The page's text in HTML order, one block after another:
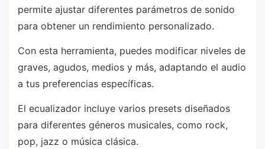
permite ajustar diferentes parámetros de sonido
para obtener un rendimiento personalizado.
Con esta herramienta, puedes modificar niveles de
graves, agudos, medios y más, adaptando el audio
a tus preferencias específicas.
El ecualizador incluye varios presets diseñados
para diferentes géneros musicales, como rock,
pop, jazz o música clásica.